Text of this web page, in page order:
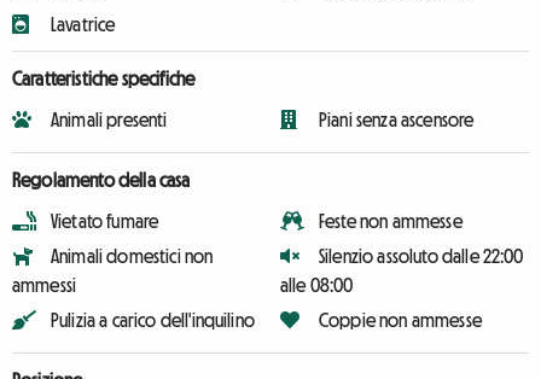
Lavatrice
Caratteristiche specifiche
Animali presenti Piani senza ascensore
Regolamento della casa
Vietato fumare
Animali domestici non
ammessi
Pulizia a carico dell'inquilino
Feste non ammesse
Silenzio assoluto dalle 22:00
alle 08:00
Coppie non ammesse